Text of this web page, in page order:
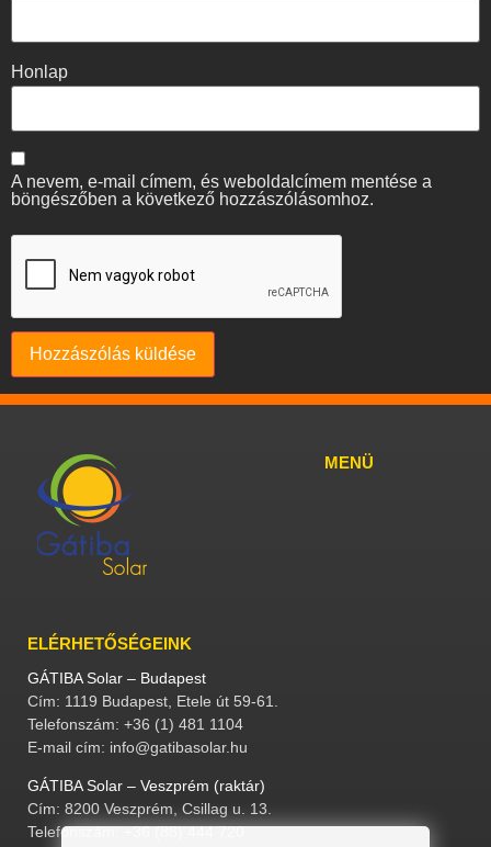
Honlap
A nevem, e-mail címem, és weboldalcímem mentése a
böngészőben a következő hozzászólásomhoz.
MENÜ
ELÉRHETŐSÉGEINK
GÁTIBA Solar – Budapest
Cím: 1119 Budapest, Etele út 59-61.
Telefonszám: +36 (1) 481 1104
E-mail cím: info@gatibasolar.hu
GÁTIBA Solar – Veszprém (raktár)
Cím: 8200 Veszprém, Csillag u. 13.
Telefonszám: +36 (88) 444 720